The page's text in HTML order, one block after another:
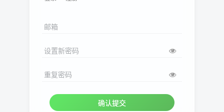
邮箱
设置新密码
重复密码
确认提交